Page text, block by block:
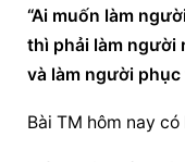
“Ai muốn làm
thì phải làm người
và làm người
Bài TM hôm nay